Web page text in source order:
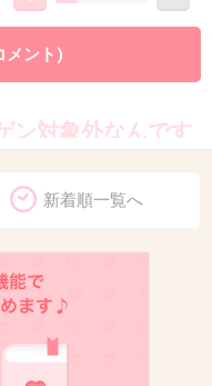
ン対象外なんです
メント)
新着順一覧へ